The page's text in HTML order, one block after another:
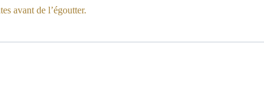
avant de l’égoutter.